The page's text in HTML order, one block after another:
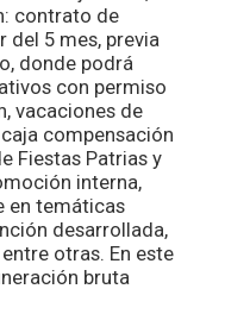
contrato de
del 5 mes, previa
donde podrá
con permiso
vacaciones de
compensación
Fiestas Patrias y
interna,
en temáticas
desarrollada,
otras. En este
bruta